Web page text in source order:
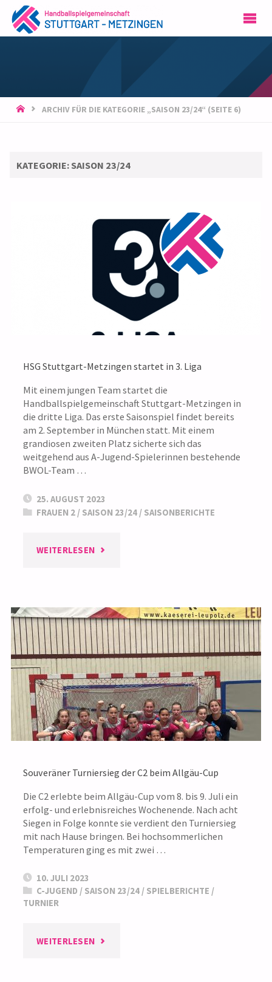
STARTARCHIV FÜR DIE KATEGORIE „SAISON 23/24“ (SEITE 6)
KATEGORIE: SAISON 23/24
HSG Stuttgart-Metzingen startet in 3. Liga
Mit einem jungen Team startet die
Handballspielgemeinschaft Stuttgart-Metzingen in
die dritte Liga. Das erste Saisonspiel findet bereits
am 2. September in München statt. Mit einem
grandiosen zweiten Platz sicherte sich das
weitgehend aus A-Jugend-Spielerinnen bestehende
BWOL-Team …
25. AUGUST 2023
FRAUEN 2 / SAISON 23/24 / SAISONBERICHTE
WEITERLESEN"HSG
METZINGEN
STARTET
IN
3.
LIGA"
Souveräner Turniersieg der C2 beim Allgäu-Cup
Die C2 erlebte beim Allgäu-Cup vom 8. bis 9. Juli ein
erfolg- und erlebnisreiches Wochenende. Nach acht
Siegen in Folge konnte sie verdient den Turniersieg
mit nach Hause bringen. Bei hochsommerlichen
Temperaturen ging es mit zwei …
10. JULI 2023
C-JUGEND / SAISON 23/24 / SPIELBERICHTE /
TURNIER
WEITERLESEN"SOUVERÄNER